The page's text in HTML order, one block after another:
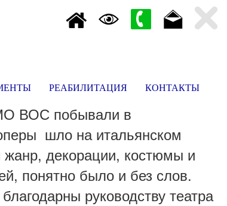
РЕАБИЛИТАЦИЯ КОНТАКТЫ
МО ВОС побывали в
шло на итальянском
декорации, костюмы и
понятно было и без слов.
руководству театра